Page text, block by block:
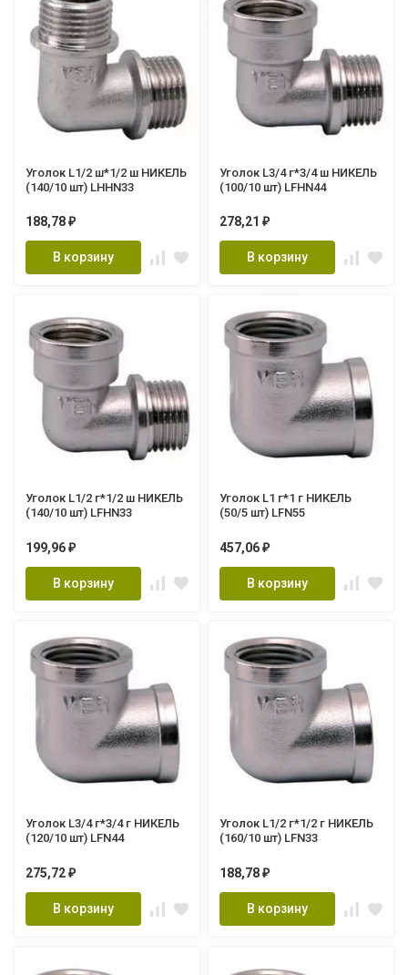
Уголок L1/2 ш*1/2 ш НИКЕЛЬ
(140/10 шт) LHHN33
188,78 ₽
В корзину
Уголок L3/4 г*3/4 ш НИКЕЛЬ
(100/10 шт) LFHN44
278,21 ₽
В корзину
Уголок L1/2 г*1/2 ш НИКЕЛЬ
(140/10 шт) LFHN33
199,96 ₽
В корзину
Уголок L1 г*1 г НИКЕЛЬ
(50/5 шт) LFN55
457,06 ₽
В корзину
Уголок L3/4 г*3/4 г НИКЕЛЬ
(120/10 шт) LFN44
275,72 ₽
В корзину
Уголок L1/2 г*1/2 г НИКЕЛЬ
(160/10 шт) LFN33
188,78 ₽
В корзину